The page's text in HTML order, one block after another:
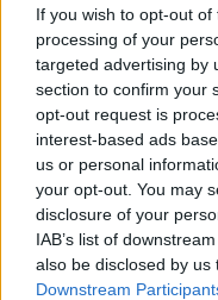
If you wish to opt-out
processing of your
targeted advertising by
section to confirm your
opt-out request is
interest-based ads
us or personal
your opt-out. You may
disclosure of your
IAB’s list of
also be disclosed by
Downstream
PREMI
David di
Carlo Conti. La
palco
27/03/2024
CINEMA
Ai David trionfa
nascondermi".
Germano